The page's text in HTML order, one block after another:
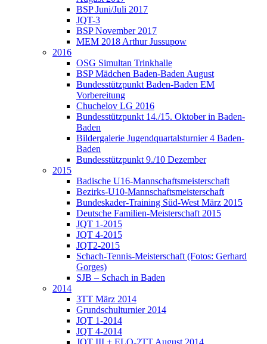
BSP Juni/Juli 2017
JQT-3
BSP November 2017
MEM 2018 Arthur Jussupow
2016
OSG Simultan Trinkhalle
BSP Mädchen Baden-Baden August
Bundesstützpunkt Baden-Baden EM
Vorbereitung
Chuchelov LG 2016
Bundesstützpunkt 14./15. Oktober in Baden-
Baden
Bildergalerie Jugendquartalsturnier 4 Baden-
Baden
Bundesstützpunkt 9./10 Dezember
2015
Badische U16-Mannschaftsmeisterschaft
Bezirks-U10-Mannschaftsmeisterschaft
Bundeskader-Training Süd-West März 2015
Deutsche Familien-Meisterschaft 2015
JQT 1-2015
JQT 4-2015
JQT2-2015
Schach-Tennis-Meisterschaft (Fotos: Gerhard
Gorges)
SJB – Schach in Baden
2014
3TT März 2014
Grundschulturnier 2014
JQT 1-2014
JQT 4-2014
JQT III + ELO-2TT August 2014